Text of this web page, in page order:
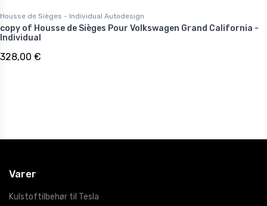
Housse de Sièges - Individual Autodesign
copy of Housse de Sièges Pour Volkswagen Grand California -
Individual
328,00 €
Varer
Kulstoftilbehør til Tesla